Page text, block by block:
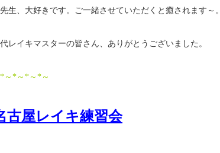
生、大好きです。 ご一緒させていただくと癒されます～。
レイキマスターの皆さん、ありがとうございました。
～*～*～*～
古屋レイキ練習会